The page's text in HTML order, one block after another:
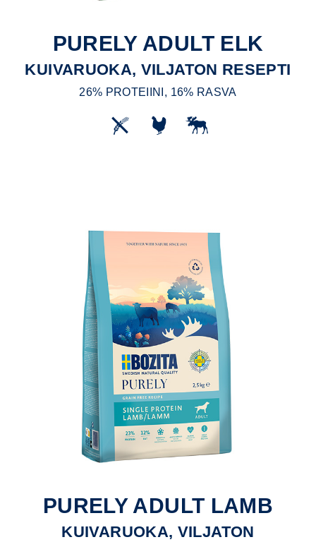
PURELY ADULT ELK
KUIVARUOKA, VILJATON RESEPTI
26% PROTEIINI, 16% RASVA
PURELY ADULT LAMB
KUIVARUOKA, VILJATON